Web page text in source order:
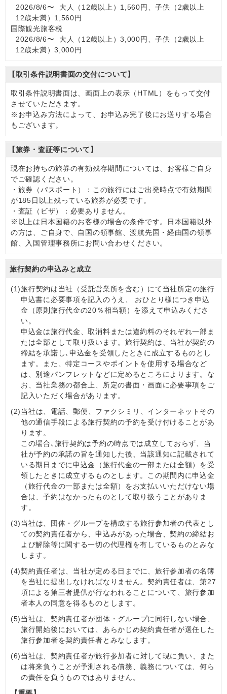
2026/8/6〜 大人（12歳以上）1,560円、子供（2歳以上
12歳未満）1,560円
国際観光旅客税
2026/8/6〜 大人（12歳以上）3,000円、子供（2歳以上
12歳未満）3,000円
【取引条件説明書面の交付について】
取引条件説明書面は、画面上の表示（HTML）をもって交付
させていただきます。
※お申込み方法によって、お申込み完了後にお送りする場合
もございます。
【旅券・査証等について】
現在お持ちの旅券の有効残存期間については、お客様ご自身
でご確認ください。
・旅券（パスポート）：この旅行にはご出発時点で有効期間
が185日以上残っている旅券が必要です。
・査証（ビザ）：必要ありません。
※以上は日本国籍のお客様の場合の条件です。日本国籍以外
の方は、ご自身で、自国の領事館、渡航先国・経由国の領事
館、入国管理事務所にお問い合わせください。
旅行契約の申込みと成立
(1)旅行契約は当社（受託営業所を含む）にて当社所定の旅行
申込書に必要事項を記入のうえ、 おひとり様につき申込
金（原則旅行代金の20％相当額）を添えて申込みくださ
い。
申込金は旅行代金、取消料または違約料のそれぞれ一部ま
たは全部として取り扱います。旅行契約は、当社が契約の
締結を承諾し､申込金を受領したときに成立するものとし
ます。また、特定コースやポイントを使用する場合など
は、別途パンフレットなどに定めるところによります。な
お、当社業務の都合上、所定の書面・画面に必要事項をご
記入いただく場合があります。
(2)当社は、電話、郵便、ファクシミリ、インターネットその
他の通信手段による旅行契約の予約を受け付けることがあ
ります。
この場合､旅行契約は予約の時点では成立しておらず、当
社が予約の承諾の旨を通知した後、当該通知に記載されて
いる期日までに申込金（旅行代金の一部または全額）を受
領したときに成立するものとします。この期間内に申込金
（旅行代金の一部または全額）をお支払いいただけない場
合は、予約はなかったものとして取り扱うことがありま
す。
(3)当社は、団体・グループを構成する旅行参加者の代表とし
ての契約責任者から、申込みがあった場合、契約の締結お
よび解除等に関する一切の代理権を有しているものとみな
します。
(4)契約責任者は、当社が定める日までに、旅行参加者の名簿
を当社に提出しなければなりません。契約責任者は、第27
項による第三者提供が行なわれることについて、旅行参加
者本人の同意を得るものとします。
(5)当社は、契約責任者が団体・グループに同行しない場合、
旅行開始後においては、あらかじめ契約責任者が選任した
旅行参加者を契約責任者とみなします。
(6)当社は、契約責任者が旅行参加者に対して現に負い、また
は将来負うことが予測される債務、義務については、何ら
の責任を負うものではありません。